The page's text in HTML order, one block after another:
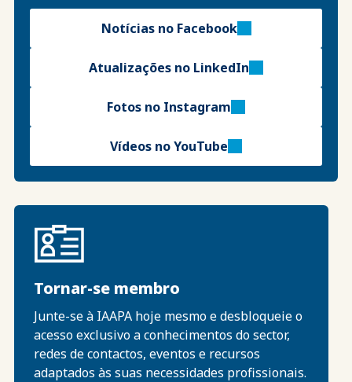
Notícias no Facebook
Atualizações no LinkedIn
Fotos no Instagram
Vídeos no YouTube
Tornar-se membro
Junte-se à IAAPA hoje mesmo e desbloqueie o
acesso exclusivo a conhecimentos do sector,
redes de contactos, eventos e recursos
adaptados às suas necessidades profissionais.